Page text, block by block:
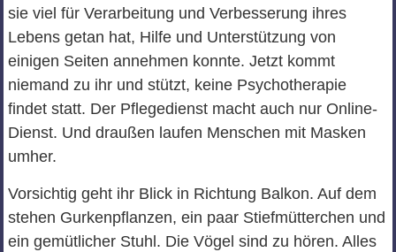
sie viel für Verarbeitung und Verbesserung ihres
Lebens getan hat, Hilfe und Unterstützung von
einigen Seiten annehmen konnte. Jetzt kommt
niemand zu ihr und stützt, keine Psychotherapie
findet statt. Der Pflegedienst macht auch nur Online-
Dienst. Und draußen laufen Menschen mit Masken
umher.
Vorsichtig geht ihr Blick in Richtung Balkon. Auf dem
stehen Gurkenpflanzen, ein paar Stiefmütterchen und
ein gemütlicher Stuhl. Die Vögel sind zu hören. Alles